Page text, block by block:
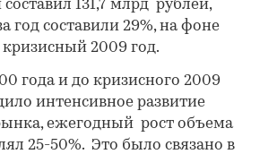
131,7 млрд рублей,
год составили 29%, на фоне
кризисный 2009 год.
года и до кризисного 2009
интенсивное развитие
ежегодный рост объема
25-50%. Это было связано в